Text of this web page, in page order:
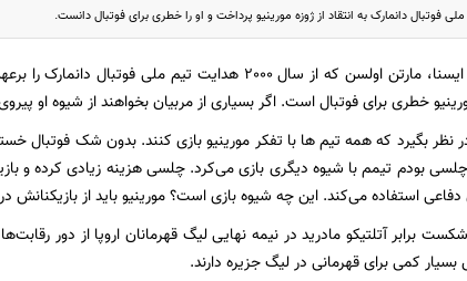
فوتبال دانمارک به انتقاد از ژوزه مورینیو پرداخت و او را خطری برای فوتبال دانست.
به گزارش ایسنا، مارتن اولسن که از سال 2000 هدایت تیم
خطری برای فوتبال است. اگر بسیاری از مربیان بخواهند از شیوه او
نظر بگیرد که همه تیم ها با تفکر مورینیو بازی کنند. بدون شک
بودم تیمم با شیوه دیگری بازی می‌کرد. چلسی هزینه زیادی کرده و
دفاعی استفاده می‌کند. این چه شیوه بازی است؟ مورینیو باید از بازیکنانش
برابر آتلتیکو مادرید در نیمه نهایی لیگ قهرمانان اروپا از دور
کمی برای قهرمانی در لیگ جزیره دارند.